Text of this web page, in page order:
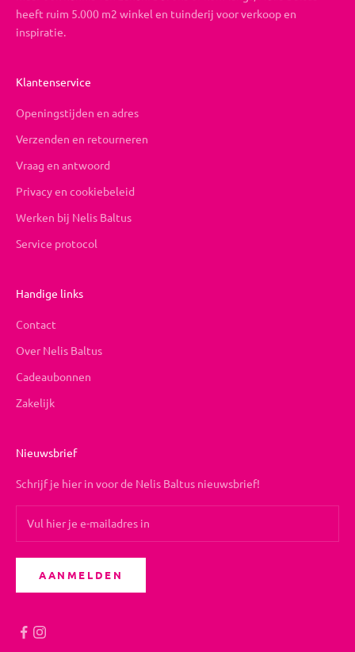
heeft ruim 5.000 m2 winkel en tuinderij voor verkoop en
inspiratie.
Klantenservice
Openingstijden en adres
Verzenden en retourneren
Vraag en antwoord
Privacy en cookiebeleid
Werken bij Nelis Baltus
Service protocol
Handige links
Contact
Over Nelis Baltus
Cadeaubonnen
Zakelijk
Nieuwsbrief
Schrijf je hier in voor de Nelis Baltus nieuwsbrief!
AANMELDEN